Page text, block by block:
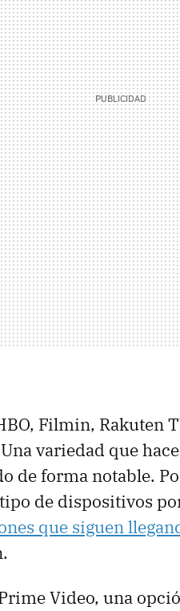
Filmin, Rakuten
variedad que
de forma notable.
de dispositivos
que siguen
Video, una